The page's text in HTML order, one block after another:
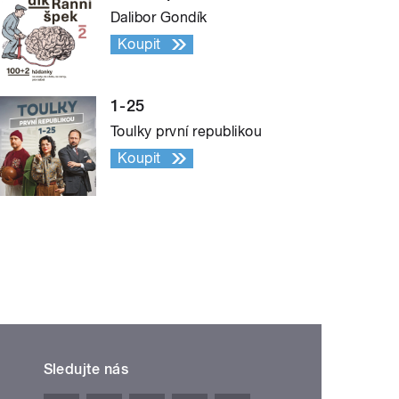
Dalibor Gondík
Koupit
1-25
Toulky první republikou
Koupit
Sledujte nás